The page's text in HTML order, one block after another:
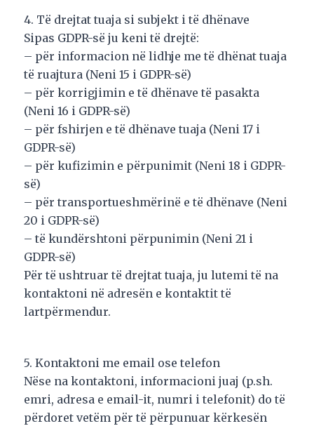
4. Të drejtat tuaja si subjekt i të dhënave
Sipas GDPR-së ju keni të drejtë:
– për informacion në lidhje me të dhënat tuaja
të ruajtura (Neni 15 i GDPR-së)
– për korrigjimin e të dhënave të pasakta
(Neni 16 i GDPR-së)
– për fshirjen e të dhënave tuaja (Neni 17 i
GDPR-së)
– për kufizimin e përpunimit (Neni 18 i GDPR-
së)
– për transportueshmërinë e të dhënave (Neni
20 i GDPR-së)
– të kundërshtoni përpunimin (Neni 21 i
GDPR-së)
Për të ushtruar të drejtat tuaja, ju lutemi të na
kontaktoni në adresën e kontaktit të
lartpërmendur.
5. Kontaktoni me email ose telefon
Nëse na kontaktoni, informacioni juaj (p.sh.
emri, adresa e email-it, numri i telefonit) do të
përdoret vetëm për të përpunuar kërkesën